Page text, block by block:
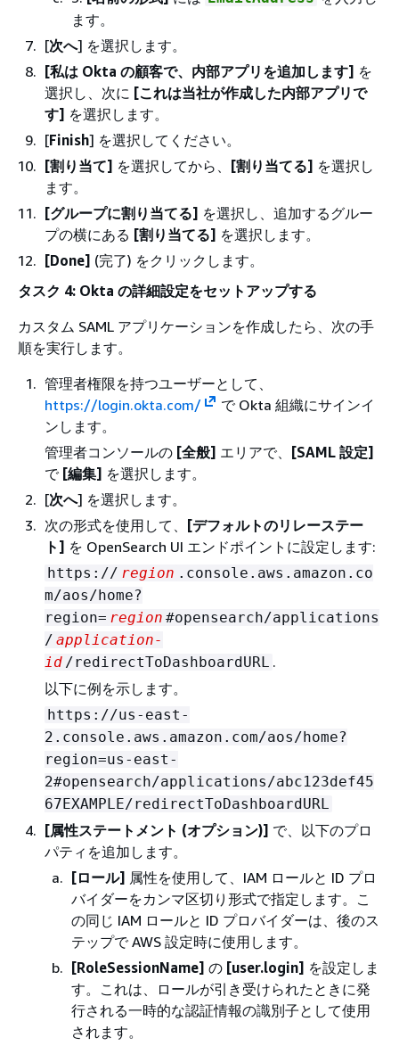
ます。
[次へ] を選択します。
[私は Okta の顧客で、内部アプリを追加します] を
選択し、次に [これは当社が作成した内部アプリで
す] を選択します。
[Finish] を選択してください。
[割り当て] を選択してから、 [割り当てる] を選択し
ます。
[グループに割り当てる] を選択し、追加するグルー
プの横にある [割り当てる] を選択します。
[Done] (完了) をクリックします。
タスク 4: Okta の詳細設定をセットアップする
カスタム SAML アプリケーションを作成したら、次の手
順を実行します。
管理者権限を持つユーザーとして、
https://login.okta.com/
で Okta 組織にサインイ
ンします。
管理者コンソールの [全般] エリアで、 [SAML 設定]
で [編集] を選択します。
[次へ] を選択します。
次の形式を使用して、 [デフォルトのリレーステー
ト] を OpenSearch UI エンドポイントに設定します:
https:// region .console.aws.amazon.co
m/aos/home?
region= region #opensearch/applications
/ application-
id /redirectToDashboardURL .
以下に例を示します。
https://us-east-
2.console.aws.amazon.com/aos/home?
region=us-east-
2#opensearch/applications/abc123def45
67EXAMPLE/redirectToDashboardURL
[属性ステートメント (オプション)] で、以下のプロ
パティを追加します。
[ロール] 属性を使用して、IAM ロールと ID プロ
バイダーをカンマ区切り形式で指定します。こ
の同じ IAM ロールと ID プロバイダーは、後のス
テップで AWS 設定時に使用します。
[RoleSessionName] の [user.login] を設定しま
す。これは、ロールが引き受けられたときに発
行される一時的な認証情報の識別子として使用
されます。